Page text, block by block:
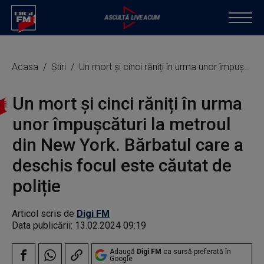
Acasa Știri Un mort și cinci răniți în urma unor împușcături la metroul din New York. Bărbatul care a deschis focul este căutat de poliție
Un mort și cinci răniți în urma
unor împușcături la metroul
din New York. Bărbatul care a
deschis focul este căutat de
poliție
Articol scris de Digi FM
Data publicării: 13.02.2024 09:19
Adaugă Digi FM ca sursă preferată în
Google